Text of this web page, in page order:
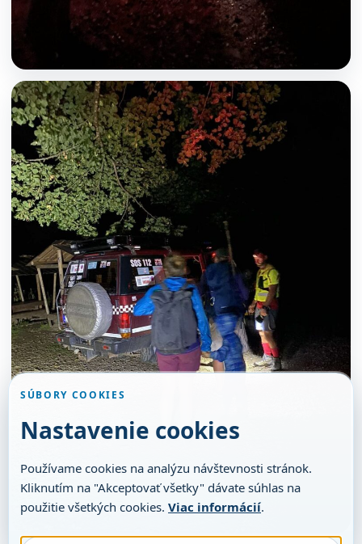
SÚBORY COOKIES
Nastavenie cookies
Používame cookies na analýzu návštevnosti stránok.
Kliknutím na "Akceptovať všetky" dávate súhlas na
použitie všetkých cookies. Viac informácií.